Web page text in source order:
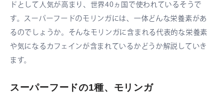
ドとして人気が高まり、世界40ヵ国で使われているそうで
す。スーパーフードのモリンガには、一体どんな栄養素があ
るのでしょうか。そんなモリンガに含まれる代表的な栄養素
や気になるカフェインが含まれているかどうか解説していき
ます。
スーパーフードの1種、モリンガ